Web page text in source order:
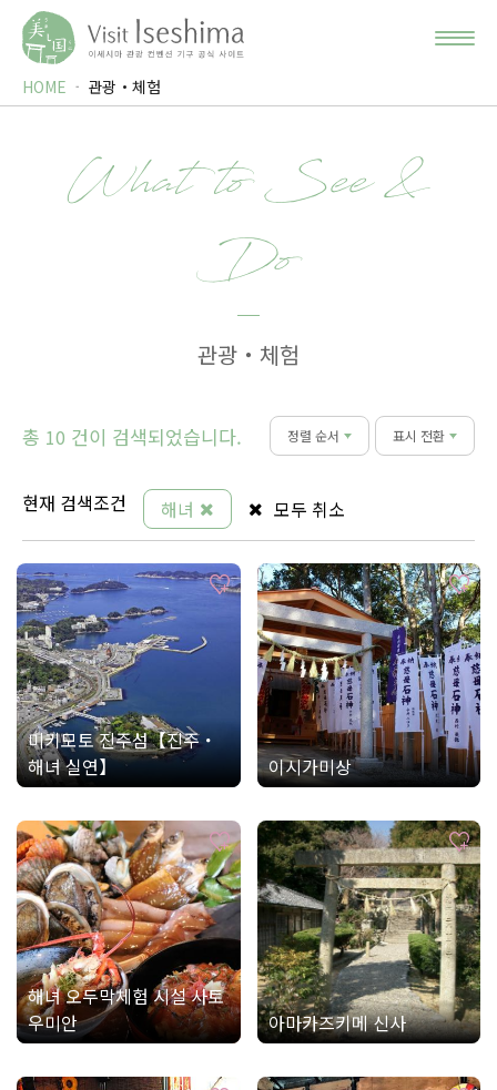
HOME 관광・체험
What to See &
Do
관광・체험
총 10 건이 검색되었습니다. 정렬 순서 표시 전환
현재 검색조건 해녀 모두 취소
미키모토 진주섬【진주・
해녀 실연】
이시가미상
해녀 오두막체험 시설 사토
우미안
아마카즈키메 신사